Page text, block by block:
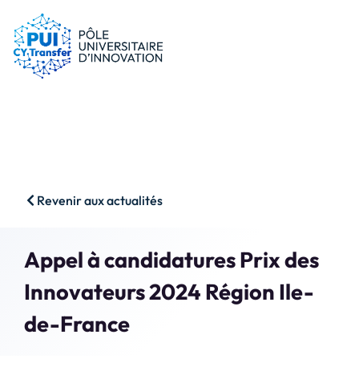
Accès membres
Revenir aux actualités
Appel à candidatures Prix des
Innovateurs 2024 Région Ile-
de-France